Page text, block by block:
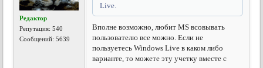
Редактор
Репутация:540
Сообщений: 5639
Live.
Вполне возможно, любит MS всовывать
пользователю все можно. Если не
пользуетесь Windows Live в каком либо
варианте, то можете эту учетку вместе с